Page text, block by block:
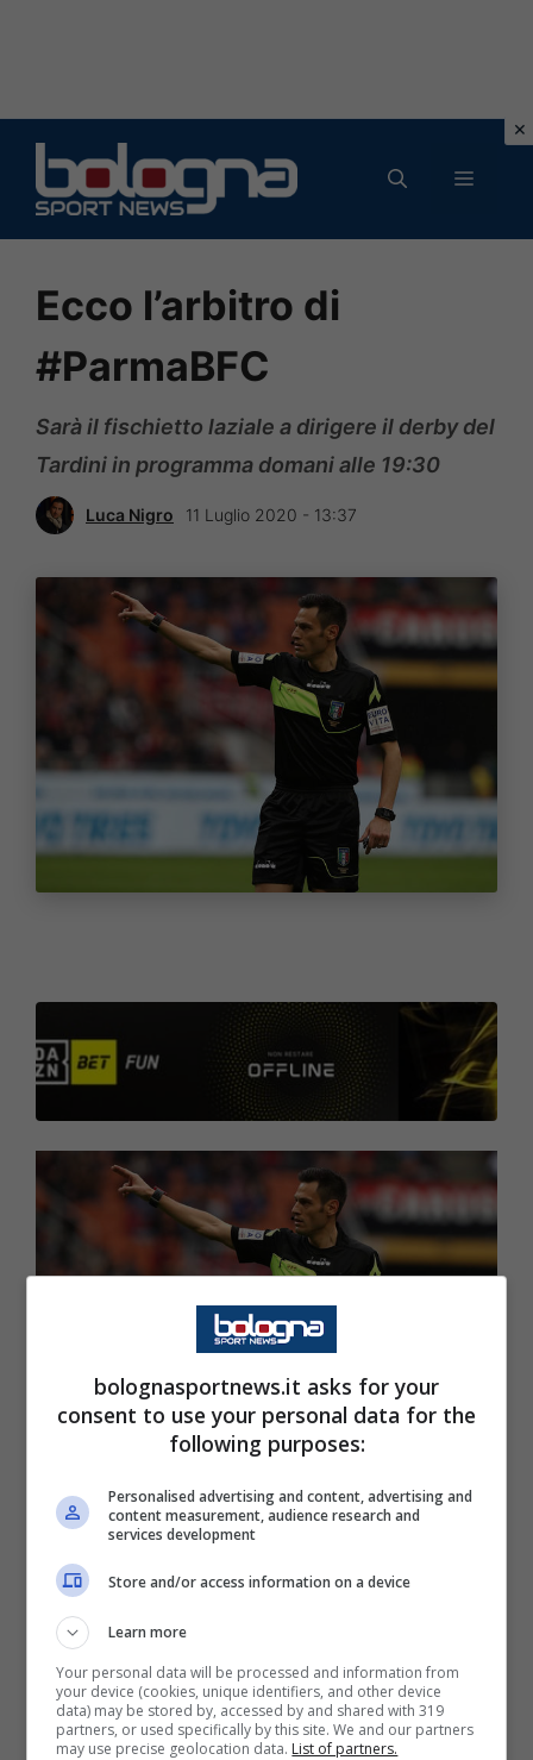
contenuto
MENU
Ecco l’arbitro di
#ParmaBFC
Sarà il fischietto laziale a dirigere il derby del
Tardini in programma domani alle 19:30
Luca Nigro 11 Luglio 2020 - 13:37
Sono stati designati gli arbitri per le gare della
32º giornata di Serie A. Parma-Bologna, in
programma domani, sarà affidata alla
direzione di
da Peretti e Prenna, con quarto uomo Giua
addetti VAR Marescae Vivenzi.
bolognasportnews.it asks for your
consent to use your personal data for the
following purposes:
Personalised advertising and content, advertising and
content measurement, audience research and
services development
Store and/or access information on a device
Learn more
Your personal data will be processed and information from
your device (cookies, unique identifiers, and other device
data) may be stored by, accessed by and shared with 319
partners, or used specifically by this site. We and our partners
may use precise geolocation data. List of partners.